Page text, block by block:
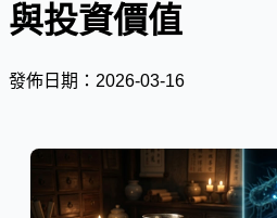
與投資價值
發佈日期：2026-03-16